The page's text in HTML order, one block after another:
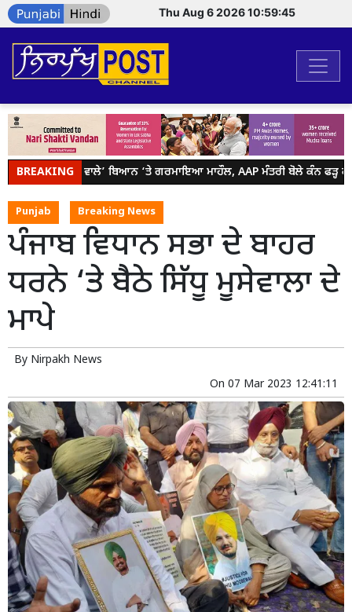
Thu Aug 6 2026 10:59:45
BREAKING
ਮੁੰਡੇ-ਕੁੜੀ ਵਾਲੇ’ ਬਿਆਨ ‘ਤੇ ਗਰਮਾਇਆ ਮਾਹੌਲ, AAP ਮੰਤਰੀ ਬੋਲੇ ਕੰਨ ਫੜ੍ਹ ਕੇ
Punjab Breaking News
ਪੰਜਾਬ ਵਿਧਾਨ ਸਭਾ ਦੇ ਬਾਹਰ
ਧਰਨੇ ‘ਤੇ ਬੈਠੇ ਸਿੱਧੂ ਮੂਸੇਵਾਲਾ ਦੇ
ਮਾਪੇ
By Nirpakh News
On 07 Mar 2023 12:41:11